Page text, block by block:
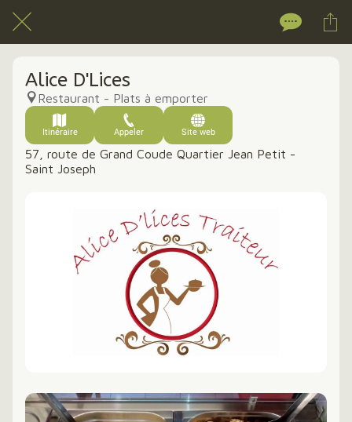
Alice D'Lices
Restaurant - Plats à emporter
Itinéraire Appeler Site web
57, route de Grand Coude Quartier Jean Petit -
Saint Joseph